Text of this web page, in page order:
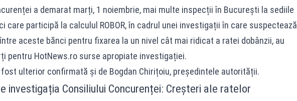
a demarat marți, 1 noiembrie, mai multe inspecții în București la sediile
care participă la calculul ROBOR, în cadrul unei investigații în care suspectează
aceste bănci pentru fixarea la un nivel cât mai ridicat a ratei dobânzii, au
pentru HotNews.ro surse apropiate investigației.
ulterior confirmată și de Bogdan Chirițoiu, președintele autorității.
investigația Consiliului Concurenței: Creșteri ale ratelor